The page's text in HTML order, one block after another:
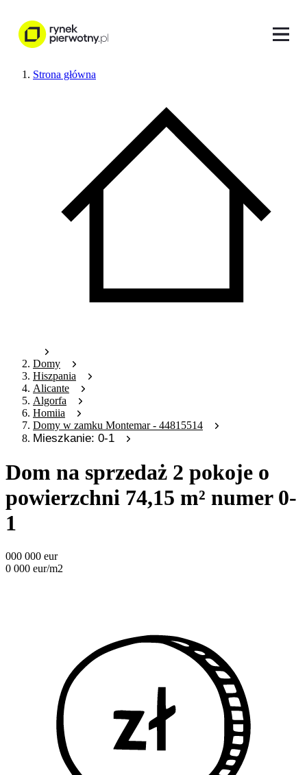
Strona główna
Domy
Hiszpania
Alicante
Algorfa
Homiia
Domy w zamku Montemar - 44815514
Mieszkanie: 0-1
Dom na sprzedaż 2 pokoje o
powierzchni 74,15 m² numer 0-
1
000 000 eur
0 000 eur/m2